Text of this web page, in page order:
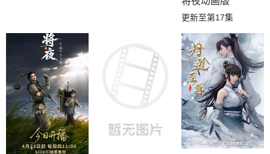
更新至第17集